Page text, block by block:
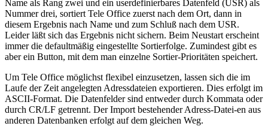
Name als Rang zwei und ein userdefinierbares Datenfeld (USR) als
Nummer drei, sortiert Tele Office zuerst nach dem Ort, dann in
diesem Ergebnis nach Name und zum Schluß nach dem USR.
Leider läßt sich das Ergebnis nicht sichern. Beim Neustart erscheint
immer die defaultmäßig eingestellte Sortierfolge. Zumindest gibt es
aber ein Button, mit dem man einzelne Sortier-Prioritäten speichert.
Um Tele Office möglichst flexibel einzusetzen, lassen sich die im
Laufe der Zeit angelegten Adressdateien exportieren. Dies erfolgt im
ASCII-Format. Die Datenfelder sind entweder durch Kommata oder
durch CR/LF getrennt. Der Import bestehender Adress-Datei-en aus
anderen Datenbanken erfolgt auf dem gleichen Weg.